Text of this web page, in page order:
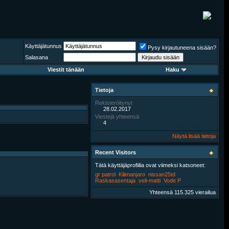
Käyttäjätunnus
Pysy kirjautuneena sisään?
Salasana
Viestit tänään Haku
Tietoja
Rekisteröitynyt
28.02.2017
Viestejä yhteensä
4
Näytä lisää tietoja
Recent Visitors
Tätä käyttäjäprofiilia ovat viimeksi katsoneet:
gr patrol Kilimanjaro nissan25td
Raskasasentaja veli-matti Vode P
Yhteensä 115.325 vierailua